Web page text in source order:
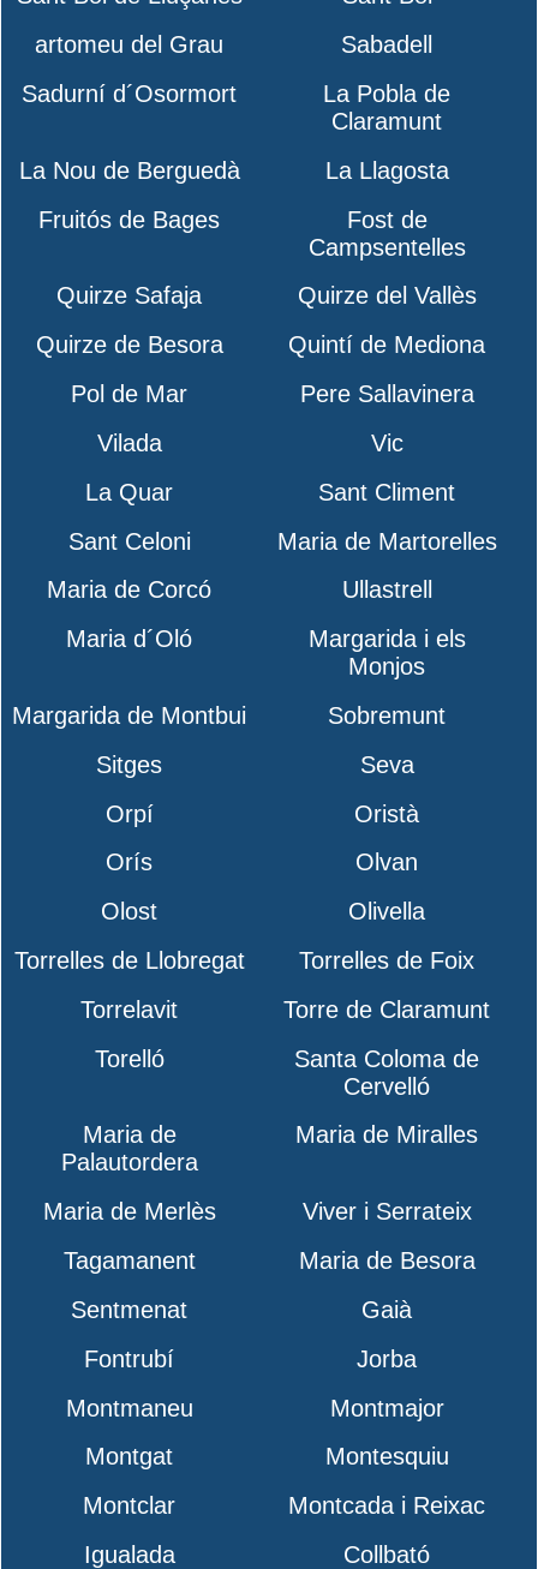
artomeu del Grau
Sabadell
Sadurní d´Osormort
La Pobla de
Claramunt
La Nou de Berguedà
La Llagosta
Fruitós de Bages
Fost de
Campsentelles
Quirze Safaja
Quirze del Vallès
Quirze de Besora
Quintí de Mediona
Pol de Mar
Pere Sallavinera
Vilada
Vic
La Quar
Sant Climent
Sant Celoni
Maria de Martorelles
Maria de Corcó
Ullastrell
Maria d´Oló
Margarida i els
Monjos
Margarida de Montbui
Sobremunt
Sitges
Seva
Orpí
Oristà
Orís
Olvan
Olost
Olivella
Torrelles de Llobregat
Torrelles de Foix
Torrelavit
Torre de Claramunt
Torelló
Santa Coloma de
Cervelló
Maria de
Palautordera
Maria de Miralles
Maria de Merlès
Viver i Serrateix
Tagamanent
Maria de Besora
Sentmenat
Gaià
Fontrubí
Jorba
Montmaneu
Montmajor
Montgat
Montesquiu
Montclar
Montcada i Reixac
Igualada
Collbató